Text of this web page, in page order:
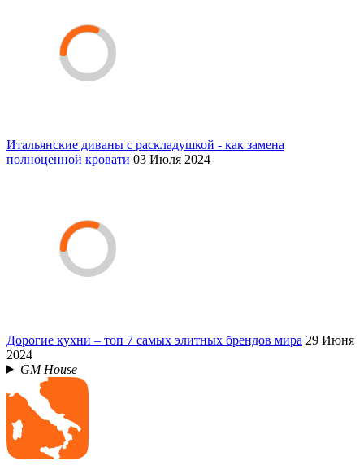
Итальянские диваны с раскладушкой - как замена
полноценной кровати 03 Июля 2024
Дорогие кухни – топ 7 самых элитных брендов мира 29 Июня
2024
GM House